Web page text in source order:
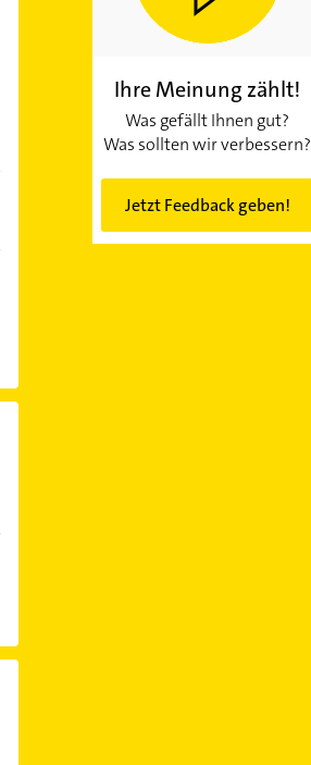
Ihre Meinung zählt!
Was gefällt Ihnen gut?
Was sollten wir verbessern?
Jetzt Feedback geben!